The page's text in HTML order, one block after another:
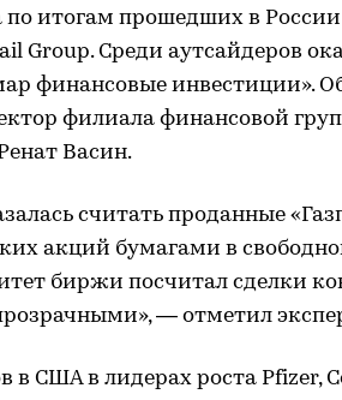
итогам прошедших в
Group. Среди аутсайдеров
финансовые инвестиции».
филиала финансовой
Васин.
считать проданные
акций бумагами в
биржи посчитал сделки
— отметил
в США в лидерах роста Pfizer,